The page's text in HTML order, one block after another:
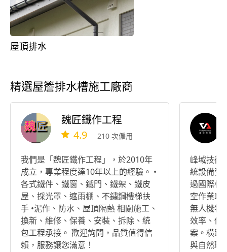
屋頂排水
精選屋簷排水槽施工廠商
魏匠鐵作工程
4.9 210 次僱用
我們是「魏匠鐵作工程」，於2010年
成立，專業程度達10年以上的經驗。 •
各式鐵件、鐵窗、鐵門、鐵架、鐵皮
屋、採光罩、遮雨棚、不鏽鋼樓梯扶
手 •泥作、防水、屋頂隔熱 相關施工、
換新、維修、保養、安裝、拆除、統
包工程承接。 歡迎詢問，品質值得信
賴，服務讓您滿意！
峰域技術
統設備受
過國際標
空作業車
無人機特
效率、低
案。橫跨
與自然環